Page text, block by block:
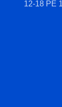
12-18 PE